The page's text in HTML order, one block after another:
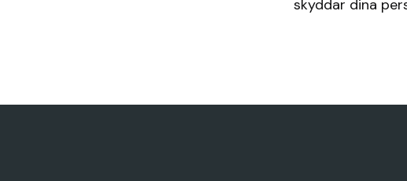
skyddar dina